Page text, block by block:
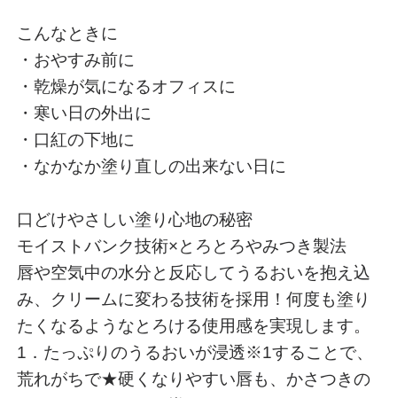
こんなときに
・おやすみ前に
・乾燥が気になるオフィスに
・寒い日の外出に
・口紅の下地に
・なかなか塗り直しの出来ない日に
口どけやさしい塗り心地の秘密
モイストバンク技術×とろとろやみつき製法
唇や空気中の水分と反応してうるおいを抱え込
み、クリームに変わる技術を採用！何度も塗り
たくなるようなとろける使用感を実現します。
1．たっぷりのうるおいが浸透※1することで、
荒れがちで★硬くなりやすい唇も、かさつきの